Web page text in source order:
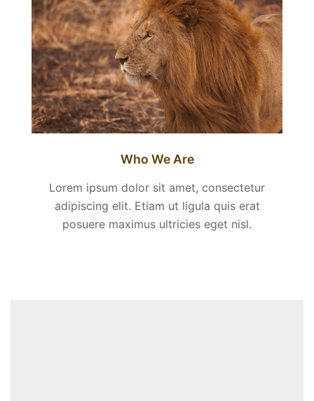
Who We Are
Lorem ipsum dolor sit amet, consectetur
adipiscing elit. Etiam ut ligula quis erat
posuere maximus ultricies eget nisl.